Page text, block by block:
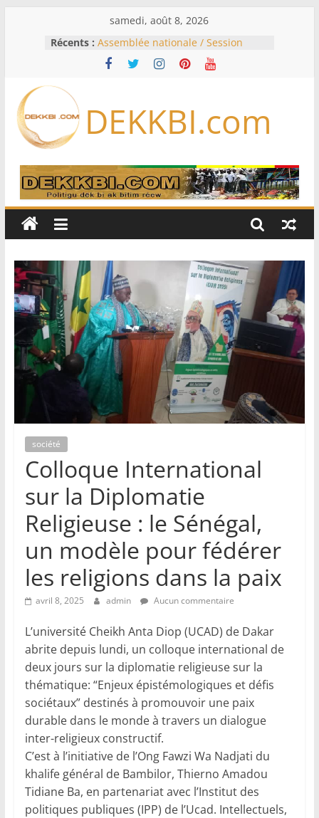
samedi, août 8, 2026
Récents : Assemblée nationale / Session
extraordinaire: Six commissions
d’enquête à l’ordre du jour ce lundi
Bénin: Patrice Talon élu président
du Sénat, moins de trois mois
Pakistan et la Turquie signent un
accord de défense
RD Congo: Kinshasa interdit les
exportations de cuivre et de cobalt
production
DEKKBI.com
société
Colloque International
sur la Diplomatie
Religieuse : le Sénégal,
un modèle pour fédérer
les religions dans la paix
avril 8, 2025 admin Aucun commentaire
L’université Cheikh Anta Diop (UCAD) de Dakar
abrite depuis lundi, un colloque international de
deux jours sur la diplomatie religieuse sur la
thématique: “Enjeux épistémologiques et défis
sociétaux” destinés à promouvoir une paix
durable dans le monde à travers un dialogue
inter-religieux constructif.
C’est à l’initiative de l’Ong Fawzi Wa Nadjati du
khalife général de Bambilor, Thierno Amadou
Tidiane Ba, en partenariat avec l’Institut des
politiques publiques (IPP) de l’Ucad. Intellectuels,